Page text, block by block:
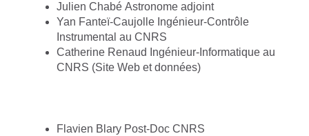
Julien Chabé Astronome adjoint
Yan Fanteï-Caujolle Ingénieur-Contrôle
Instrumental au CNRS
Catherine Renaud Ingénieur-Informatique au
CNRS (Site Web et données)
Flavien Blary Post-Doc CNRS